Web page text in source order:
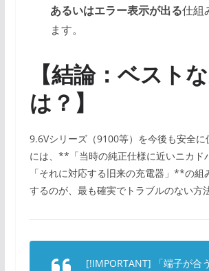
あるいはエラー表示が出る仕組
ます。
【結論：ベスト
は？】
9.6Vシリーズ（9100等）を今後も安全に
には、**「当時の純正仕様に近いニカド
「それに対応する旧来の充電器」**の組
するのが、最も確実でトラブルのない方
[!IMPORTANT] 「端子が合